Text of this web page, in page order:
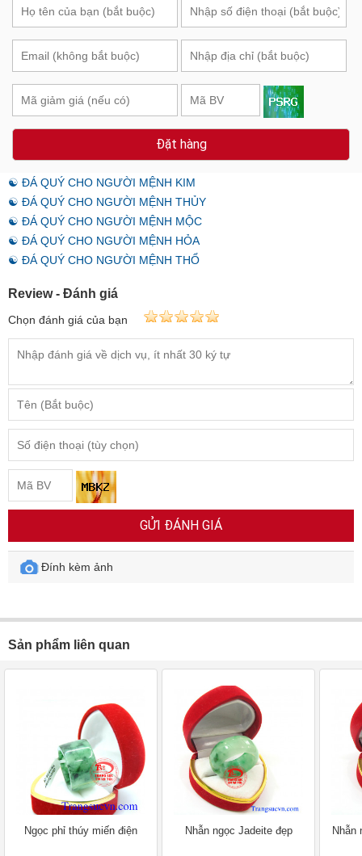
Đặt hàng
☯ ĐÁ QUÝ CHO NGƯỜI MỆNH KIM
☯ ĐÁ QUÝ CHO NGƯỜI MỆNH THỦY
☯ ĐÁ QUÝ CHO NGƯỜI MỆNH MỘC
☯ ĐÁ QUÝ CHO NGƯỜI MỆNH HỎA
☯ ĐÁ QUÝ CHO NGƯỜI MỆNH THỔ
Review - Đánh giá
Chọn đánh giá của bạn
GỬI ĐÁNH GIÁ
Đính kèm ảnh
Sản phẩm liên quan
Ngọc phỉ thúy miến điện Nhẫn ngọc Jadeite đẹp Nhẫn